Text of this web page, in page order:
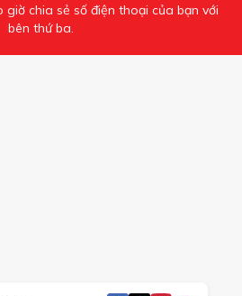
chia sẻ số điện thoại của bạn với
bên thứ ba.